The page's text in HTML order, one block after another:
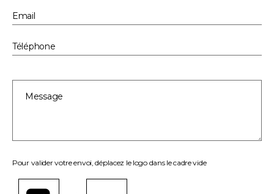
Pour valider votre envoi, déplacez le logo dans le cadre vide